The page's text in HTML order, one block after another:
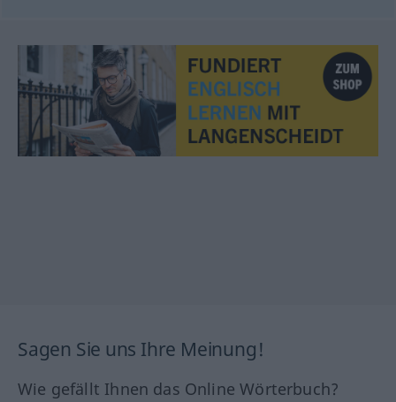
Sagen Sie uns Ihre Meinung!
Wie gefällt Ihnen das Online Wörterbuch?